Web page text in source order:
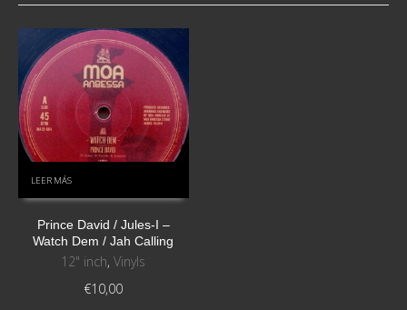
LEER MÁS
Prince David / Jules-I ‎–
Watch Dem / Jah Calling
12" inch,Vinyls
€10,00